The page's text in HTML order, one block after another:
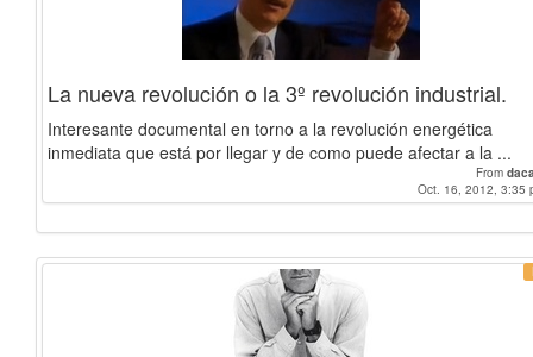
La nueva revolución o la 3º revolución industrial.
Interesante documental en torno a la revolución energética
inmediata que está por llegar y de como puede afectar a la ...
From
Oct. 16, 2012, 3:35